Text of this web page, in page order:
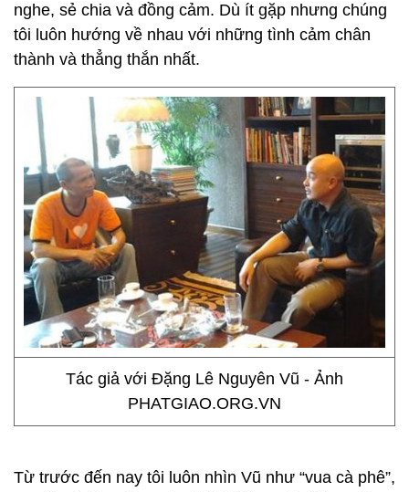
nghe, sẻ chia và đồng cảm. Dù ít gặp nhưng chúng
tôi luôn hướng về nhau với những tình cảm chân
thành và thẳng thắn nhất.
Tác giả với Đặng Lê Nguyên Vũ - Ảnh
PHATGIAO.ORG.VN
Từ trước đến nay tôi luôn nhìn Vũ như “vua cà phê”,